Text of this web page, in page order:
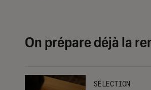
On prépare déjà la
SÉLECTION